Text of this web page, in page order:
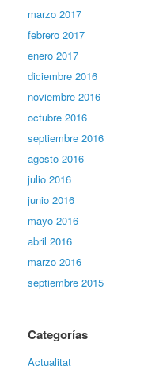
marzo 2017
febrero 2017
enero 2017
diciembre 2016
noviembre 2016
octubre 2016
septiembre 2016
agosto 2016
julio 2016
junio 2016
mayo 2016
abril 2016
marzo 2016
septiembre 2015
Categorías
Actualitat